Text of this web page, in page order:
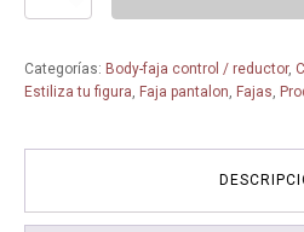
2007
-
-
Categorías: Body-faja control / reductor,
Estiliza tu figura, Faja pantalon, Fajas,